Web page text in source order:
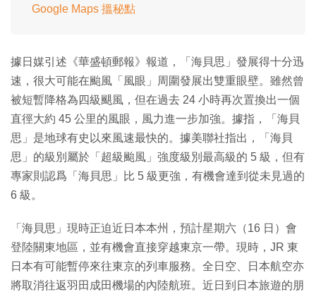
Google Maps 搵秘點
據日媒引述《華盛頓郵報》報道，「海貝思」發展得十分迅
速，很大可能在颱風「風眼」周圍發展出雙重眼壁。雖然曾
被短暫降格為四級颶風，但在過去 24 小時再次置換出一個
直徑大約 45 公里的風眼，風力進一步加強。據指，「海貝
思」是地球有史以來風速最快的。據美聯社指出，「海貝
思」的級別屬於「超級颱風」強度級別最高級的 5 級，但有
專家則認爲「海貝思」比 5 級更強，有機會達到從未見過的
6 級。
「海貝思」現時正迫近日本本州，預計星期六（16 日）會
登陸關東地區，並有機會直接穿越東京一帶。現時，JR 東
日本有可能暫停來往東京的列車服務。全日空、日本航空亦
將取消往返羽田成田機場的內陸航班。近日到日本旅遊的朋